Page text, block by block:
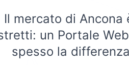
Il mercato di
un Portale
spesso la